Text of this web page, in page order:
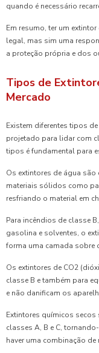
quando é necessário
Em resumo, ter um
legal, mas sim uma
a proteção própria e dos
Tipos de
Mercado
Existem diferentes tipos
projetado para lidar com
tipos é fundamental para
Os extintores de água são
materiais sólidos como
resfriando o material em
Para incêndios de classe
gasolina e solventes, o
forma uma camada
Os extintores de CO2
classe B e também para
e não danificam os
Extintores químicos
classes A, B e C,
haver uma combinação